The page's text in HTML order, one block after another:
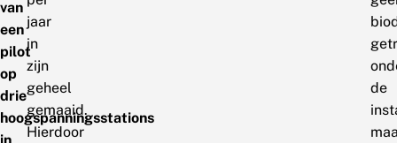
van
een
pilot
op
drie
hoogspanningsstations
jaar
in
zijn
geheel
gemaaid.
Hierdoor
de